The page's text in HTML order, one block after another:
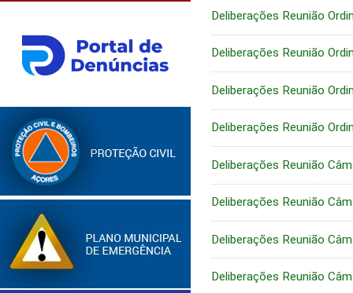
Deliberações Reunião
Deliberações Reunião
Deliberações Reunião
Deliberações Reunião
Deliberações Reunião
Deliberações Reunião
Deliberações Reunião
Deliberações Reunião